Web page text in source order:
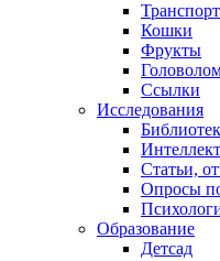
Транспорт
Кошки
Фрукты
Ссылки
Исследования
Статьи,
Опросы
Образование
Детсад